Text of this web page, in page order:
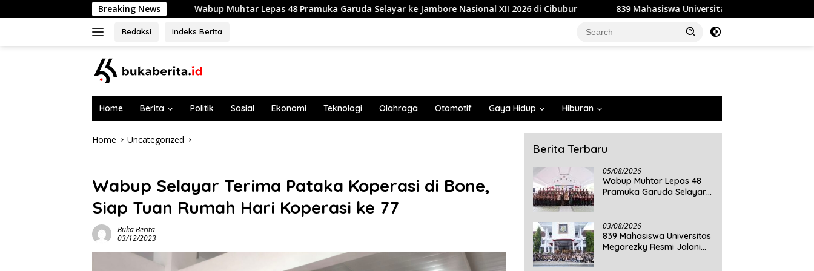
to
Breaking News
Wabup Muhtar Lepas 48 Pramuka Garuda Selayar ke Jambore Nasional XII 2026 di Cibubur 839 Mahasiswa Universitas Megarezky Resmi Jalani KKN Tematik,
Redaksi Indeks Berita
Home Berita Politik Sosial Ekonomi Teknologi Olahraga Otomotif Gaya Hidup Hiburan
Home Uncategorized
Wabup Selayar Terima Pataka Koperasi di Bone,
Siap Tuan Rumah Hari Koperasi ke 77
Buka Berita
03/12/2023
Berita Terbaru
05/08/2026
Wabup Muhtar Lepas 48
Pramuka Garuda Selayar
03/08/2026
839 Mahasiswa Universitas
Megarezky Resmi Jalani